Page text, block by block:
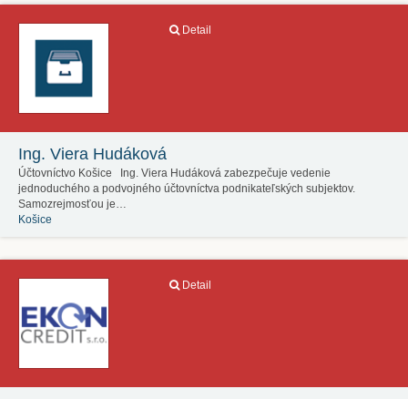
Detail
Ing. Viera Hudáková
Účtovníctvo Košice Ing. Viera Hudáková zabezpečuje vedenie
jednoduchého a podvojného účtovníctva podnikateľských subjektov.
Samozrejmosťou je…
Košice
Detail